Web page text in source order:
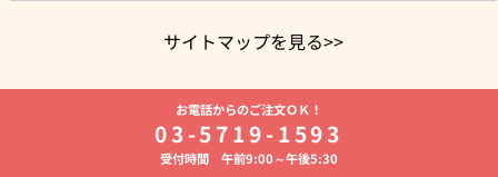
サイトマップを見る>>
よく贈られる花
お祝いの花特集
誕生日フラワーギフト特集
8月の誕生花(トルコキキョウ)
開店・開業祝い
お供え・お悔やみ お供え・お悔やみの花
通夜・葬儀に贈る花 胡蝶蘭・花鉢
お電話からのご注文ＯＫ！
03-5719-1593
受付時間 午前9:00～午後5:30